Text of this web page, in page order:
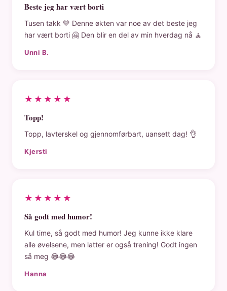
Beste jeg har vært borti
Tusen takk 💛 Denne økten var noe av det beste jeg
har vært borti 🤗 Den blir en del av min hverdag nå 🧘
Unni B.
★★★★★
Topp!
Topp, lavterskel og gjennomførbart, uansett dag! 👌
Kjersti
★★★★★
Så godt med humor!
Kul time, så godt med humor! Jeg kunne ikke klare
alle øvelsene, men latter er også trening! Godt ingen
så meg 😂😂😂
Hanna